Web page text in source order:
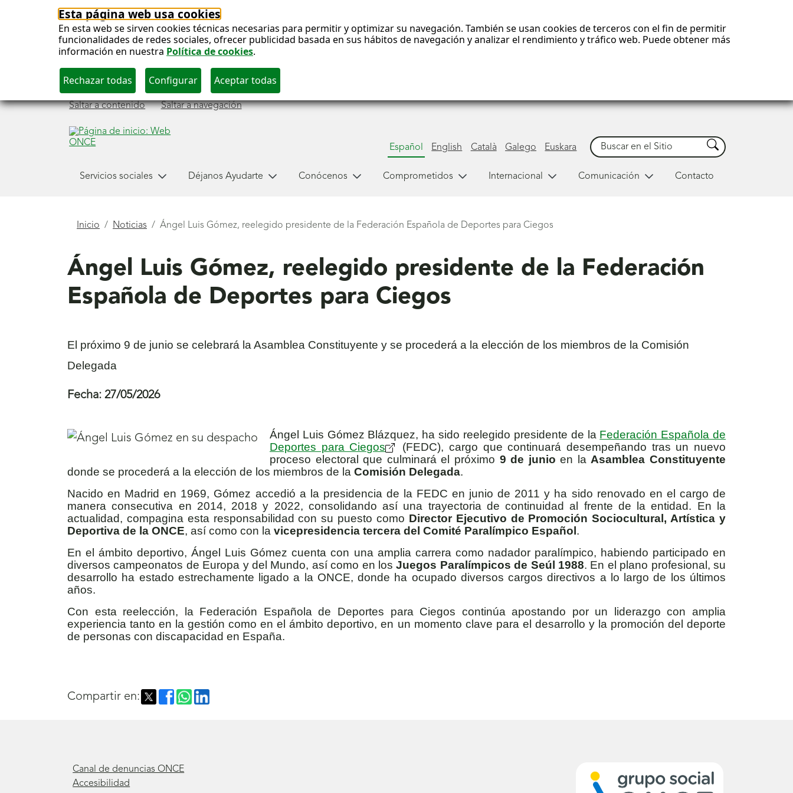
Esta página web usa cookies
En esta web se sirven cookies técnicas necesarias para permitir y optimizar su navegación. También se usan cookies de terceros con el fin de permitir
funcionalidades de redes sociales, ofrecer publicidad basada en sus hábitos de navegación y analizar el rendimiento y tráfico web. Puede obtener más
información en nuestra Política de cookies.
Saltar a contenido Saltar a navegación
Español English Català Galego Euskara
Buscar Buscar
Servicios sociales Déjanos Ayudarte Conócenos Comprometidos Internacional Comunicación Contacto
Está
Inicio Noticias Ángel Luis Gómez, reelegido presidente de la Federación Española de Deportes para Ciegos
Ángel Luis Gómez, reelegido presidente de la Federación
Española de Deportes para Ciegos
El próximo 9 de junio se celebrará la Asamblea Constituyente y se procederá a la elección de los miembros de la Comisión
Delegada
Fecha: 27/05/2026
Ángel Luis Gómez Blázquez, ha sido reelegido presidente de la Federación Española de
Deportes para Ciegos
(FEDC), cargo que continuará desempeñando tras un nuevo
proceso electoral que culminará el próximo 9 de junioen la Asamblea Constituyente
donde se procederá a la elección de los miembros de la Comisión Delegada.
Nacido en Madrid en 1969, Gómez accedió a la presidencia de la FEDC en junio de 2011 y ha sido renovado en el cargo de
manera consecutiva en 2014, 2018 y 2022, consolidando así una trayectoria de continuidad al frente de la entidad. En la
actualidad, compagina esta responsabilidad con su puesto como Director Ejecutivo de Promoción Sociocultural, Artística y
Deportiva de la ONCE, así como con la vicepresidencia tercera del Comité Paralímpico Español .
En el ámbito deportivo, Ángel Luis Gómez cuenta con una amplia carrera como nadador paralímpico, habiendo participado en
diversos campeonatos de Europa y del Mundo, así como en losJuegos Paralímpicos de Seúl 1988. En el plano profesional, su
desarrollo ha estado estrechamente ligado a la ONCE, donde ha ocupado diversos cargos directivos a lo largo de los últimos
años.
Con esta reelección, la Federación Española de Deportes para Ciegos continúa apostando por un liderazgo con amplia
experiencia tanto en la gestión como en el ámbito deportivo, en un momento clave para el desarrollo y la promoción del deporte
de personas con discapacidad en España.
Compartir en:
Canal de denuncias ONCE
Accesibilidad